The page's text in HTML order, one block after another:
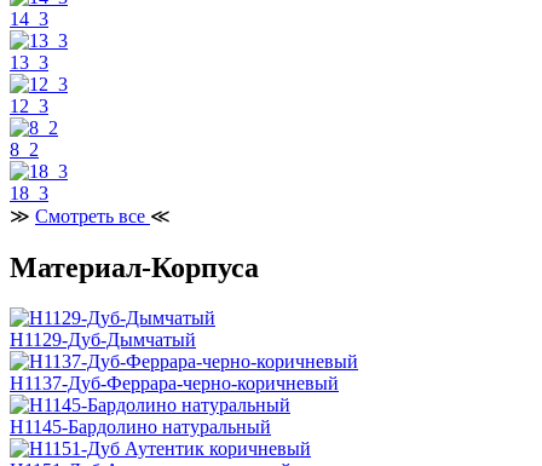
14_3
13_3
12_3
8_2
18_3
≫ Смотреть все ≪
Материал-Корпуса
H1129-Дуб-Дымчатый
H1137-Дуб-Феррара-черно-коричневый
H1145-Бардолино натуральный